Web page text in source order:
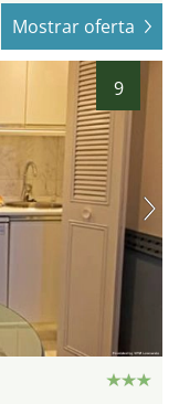
Mostrar oferta
9